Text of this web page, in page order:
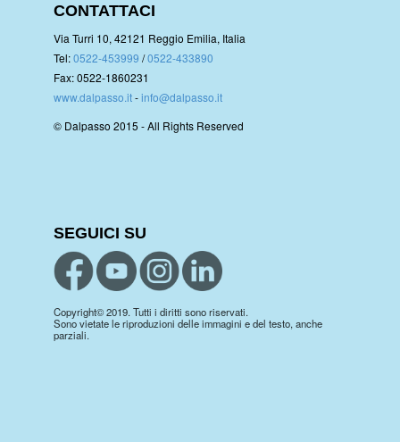
CONTATTACI
Via Turri 10, 42121 Reggio Emilia, Italia
Tel:0522-453999 /0522-433890
Fax: 0522-1860231
www.dalpasso.it-info@dalpasso.it
© Dalpasso 2015 - All Rights Reserved
SEGUICI SU
Copyright© 2019. Tutti i diritti sono riservati.
Sono vietate le riproduzioni delle immagini e del testo, anche
parziali.